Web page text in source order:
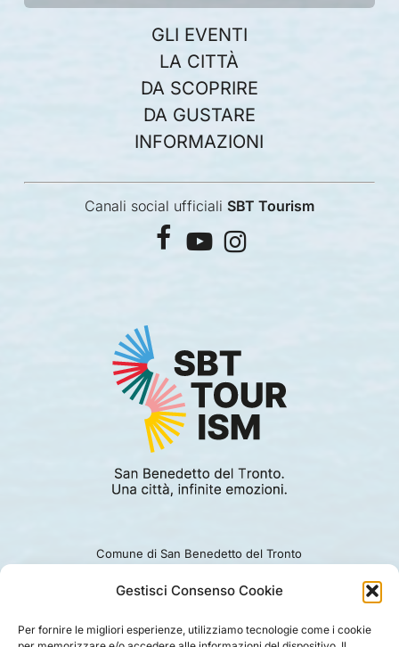
Gestisci Consenso Cookie
Per fornire le migliori esperienze, utilizziamo tecnologie come i cookie
GLI EVENTI
LA CITTÀ
DA SCOPRIRE
DA GUSTARE
INFORMAZIONI
Canali social ufficiali SBT Tourism
facebook
youtubeinstagram
Comune di San Benedetto del Tronto
Ufficio turismo: 0735.794229